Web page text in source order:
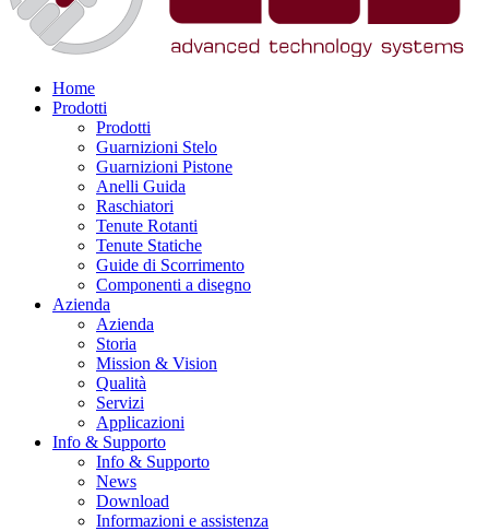
Home
Prodotti
Prodotti
Guarnizioni Stelo
Guarnizioni Pistone
Anelli Guida
Raschiatori
Tenute Rotanti
Tenute Statiche
Guide di Scorrimento
Componenti a disegno
Azienda
Azienda
Storia
Mission & Vision
Qualità
Servizi
Applicazioni
Info & Supporto
Info & Supporto
News
Download
Informazioni e assistenza